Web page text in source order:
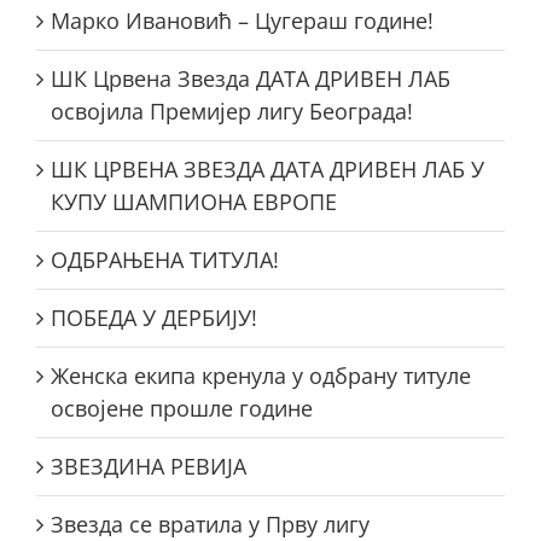
Марко Ивановић – Цугераш године!
ШК Црвена Звезда ДАТА ДРИВЕН ЛАБ
освојила Премијер лигу Београда!
ШК ЦРВЕНА ЗВЕЗДА ДАТА ДРИВЕН ЛАБ У
КУПУ ШАМПИОНА ЕВРОПЕ
ОДБРАЊЕНА ТИТУЛА!
ПОБЕДА У ДЕРБИЈУ!
Женска екипа кренула у одбрану титуле
освојене прошле године
ЗВЕЗДИНА РЕВИЈА
Звезда се вратила у Прву лигу